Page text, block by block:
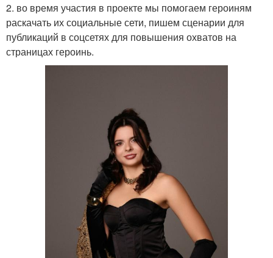
2. во время участия в проекте мы помогаем героиням
раскачать их социальные сети, пишем сценарии для
публикаций в соцсетях для повышения охватов на
страницах героинь.